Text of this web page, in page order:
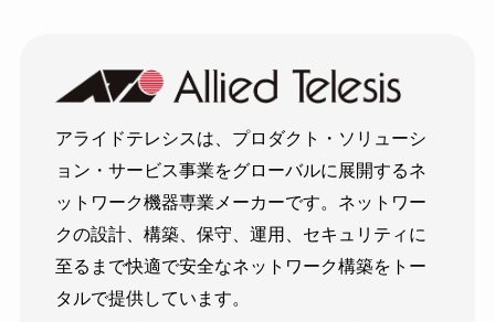
アライドテレシスは、プロダクト・ソリューシ
ョン・サービス事業をグローバルに展開するネ
ットワーク機器専業メーカーです。ネットワー
クの設計、構築、保守、運用、セキュリティに
至るまで快適で安全なネットワーク構築をトー
タルで提供しています。